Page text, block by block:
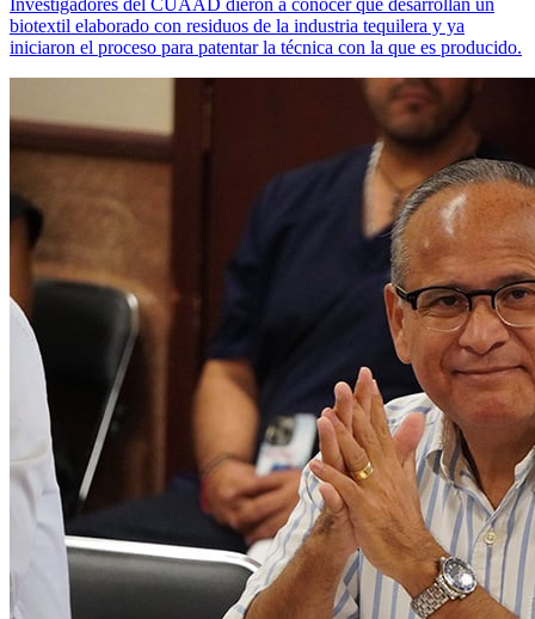
biotextil elaborado con residuos de la industria tequilera y ya
iniciaron el proceso para patentar la técnica con la que es producido.